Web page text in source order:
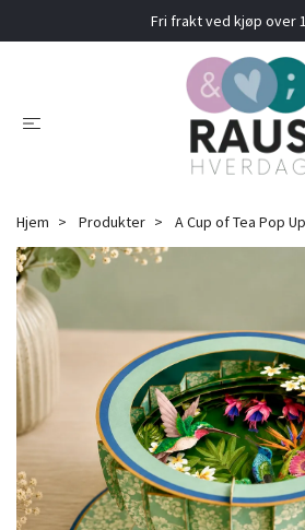
Fri frakt ved kjøp over
Hjem Produkter A Cup of Tea Pop